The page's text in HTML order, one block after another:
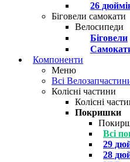
26
Біговели самокати
Велосипеди
Біговели
Компоненти
Меню
Всі
Колісні частини
Колісні
Покришки
Всі
29
28